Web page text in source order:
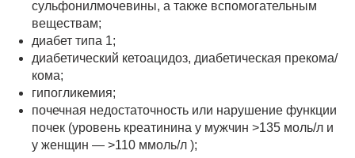
сульфонилмочевины, а также вспомогательным
веществам;
диабет типа 1;
диабетический кетоацидоз, диабетическая прекома/
кома;
гипогликемия;
почечная недостаточность или нарушение функции
почек (уровень креатинина у мужчин >135 моль/л и
у женщин — >110 ммоль/л );